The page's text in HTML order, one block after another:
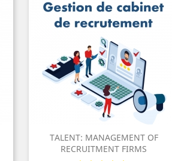
TALENT: MANAGEMENT OF
RECRUITMENT FIRMS